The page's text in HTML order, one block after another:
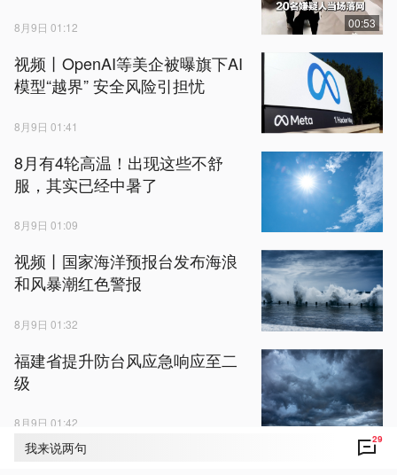
我来说两句 29
8月9日 01:12 00:53
视频丨OpenAI等美企被曝旗下AI
模型“越界” 安全风险引担忧
8月9日 01:41
8月有4轮高温！出现这些不舒
服，其实已经中暑了
8月9日 01:09
视频丨国家海洋预报台发布海浪
和风暴潮红色警报
8月9日 01:32
福建省提升防台风应急响应至二
级
8月9日 01:42
科技火眼揪出隐患！5.7万株入侵